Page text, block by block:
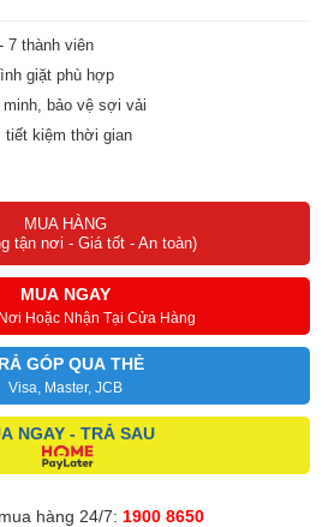
7 thành viên
giặt phù hợp
bảo vệ sợi vải
tiết kiệm thời gian
MUA HÀNG
tận nơi - Giá tốt - An toàn)
MUA NGAY
Hoặc Nhận Tại Cửa Hàng
GÓP QUA THẺ
Visa, Master, JCB
NGAY - TRẢ SAU
hàng 24/7: 1900 8650